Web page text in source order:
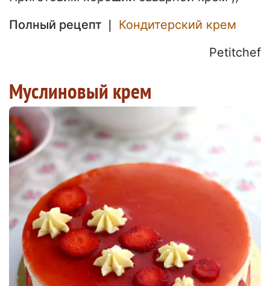
Полный рецепт ❘ Кондитерский крем
Petitchef
Муслиновый крем